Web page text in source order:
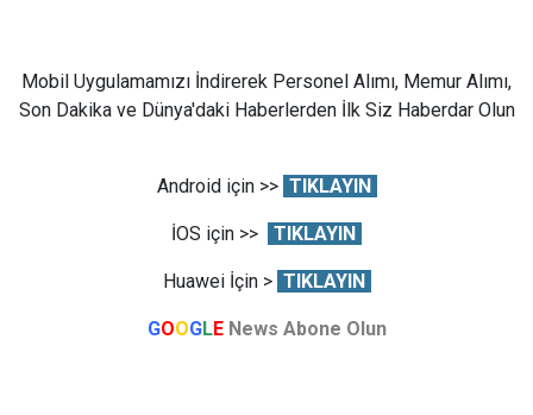
Mobil Uygulamamızı İndirerek Personel Alımı, Memur Alımı,
Son Dakika ve Dünya'daki Haberlerden İlk Siz Haberdar Olun
Android için >> TIKLAYIN
İOS için >> TIKLAYIN
Huawei İçin > TIKLAYIN
GOOGLE News Abone Olun